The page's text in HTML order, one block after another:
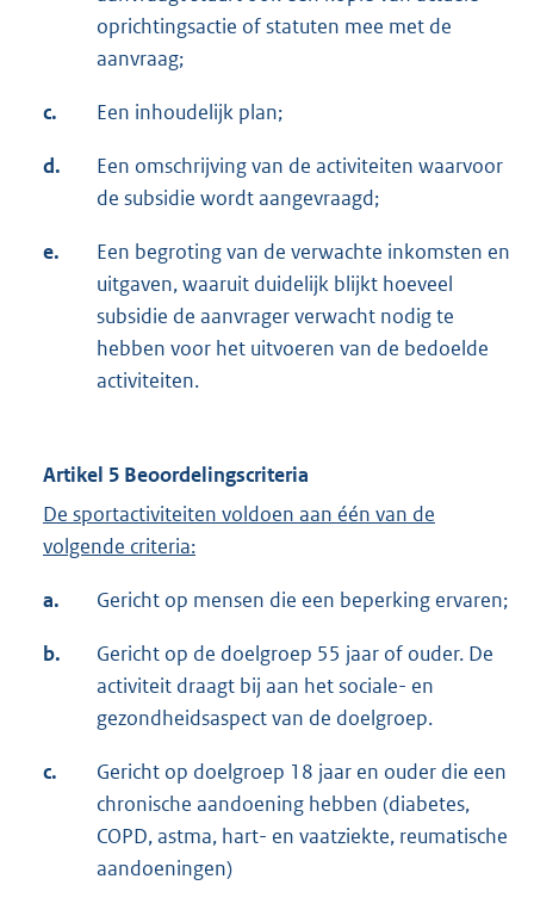
oprichtingsactie of statuten mee met de
aanvraag;
c. Een inhoudelijk plan;
d.
Een omschrijving van de activiteiten waarvoor
de subsidie wordt aangevraagd;
e.
Een begroting van de verwachte inkomsten en
uitgaven, waaruit duidelijk blijkt hoeveel
subsidie de aanvrager verwacht nodig te
hebben voor het uitvoeren van de bedoelde
activiteiten.
Artikel 5 Beoordelingscriteria
De sportactiviteiten voldoen aan één van de
volgende criteria:
a. Gericht op mensen die een beperking ervaren;
b.
Gericht op de doelgroep 55 jaar of ouder. De
activiteit draagt bij aan het sociale- en
gezondheidsaspect van de doelgroep.
c.
Gericht op doelgroep 18 jaar en ouder die een
chronische aandoening hebben (diabetes,
COPD, astma, hart- en vaatziekte, reumatische
aandoeningen)